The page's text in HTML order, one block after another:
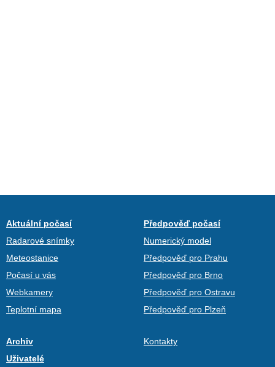
Aktuální počasí
Radarové snímky
Meteostanice
Počasí u vás
Webkamery
Teplotní mapa
Předpověď počasí
Numerický model
Předpověď pro Prahu
Předpověď pro Brno
Předpověď pro Ostravu
Předpověď pro Plzeň
Archiv
Uživatelé
Kontakty